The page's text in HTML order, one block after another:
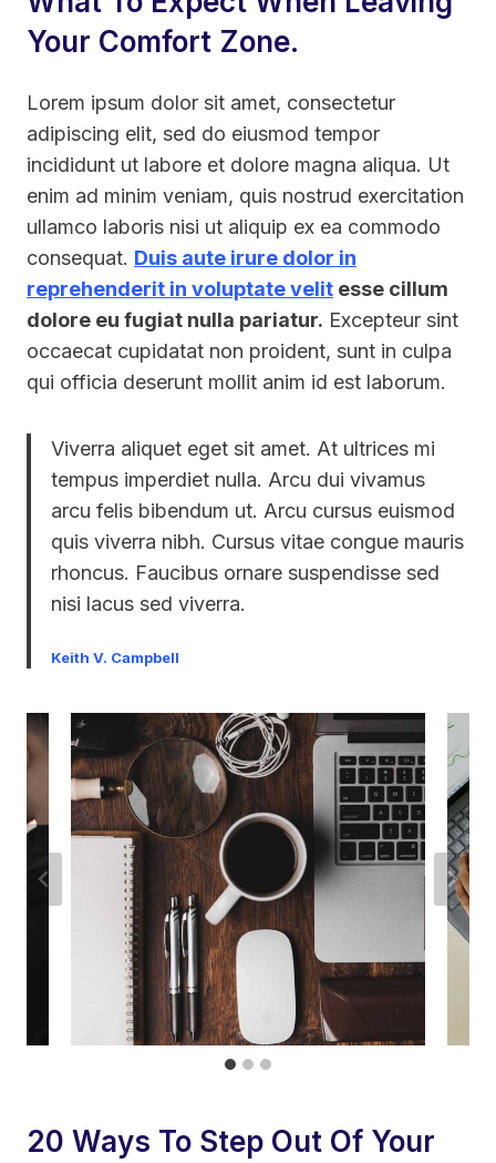
Your Comfort Zone.
Lorem ipsum dolor sit amet, consectetur
adipiscing elit, sed do eiusmod tempor
incididunt ut labore et dolore magna aliqua. Ut
enim ad minim veniam, quis nostrud exercitation
ullamco laboris nisi ut aliquip ex ea commodo
consequat. Duis aute irure dolor in
reprehenderit in voluptate velit esse cillum
dolore eu fugiat nulla pariatur. Excepteur sint
occaecat cupidatat non proident, sunt in culpa
qui officia deserunt mollit anim id est laborum.
Viverra aliquet eget sit amet. At ultrices mi
tempus imperdiet nulla. Arcu dui vivamus
arcu felis bibendum ut. Arcu cursus euismod
quis viverra nibh. Cursus vitae congue mauris
rhoncus. Faucibus ornare suspendisse sed
nisi lacus sed viverra.
Keith V. Campbell
20 Ways To Step Out Of Your